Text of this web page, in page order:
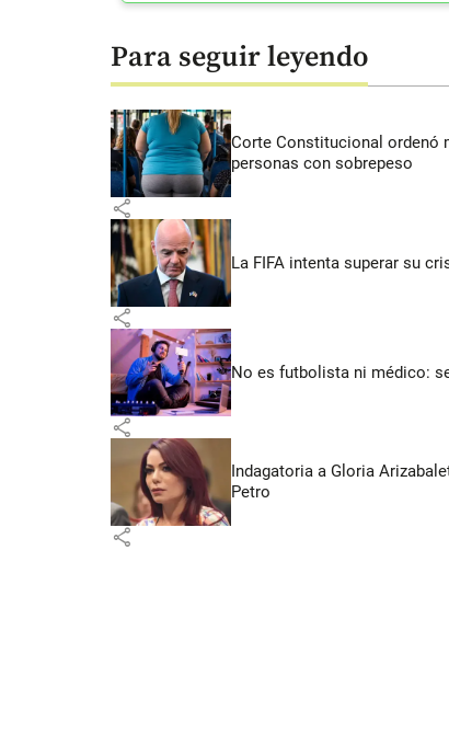
Para seguir leyendo
Corte Constitucional ordenó
personas con sobrepeso
share
La FIFA intenta superar su
share
No es futbolista ni médico:
share
Indagatoria a Gloria
Petro
share